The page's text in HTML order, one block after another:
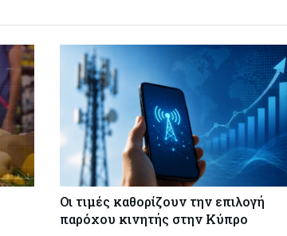
Οι τιμές καθορίζουν την επιλογή
παρόχου κινητής στην Κύπρο